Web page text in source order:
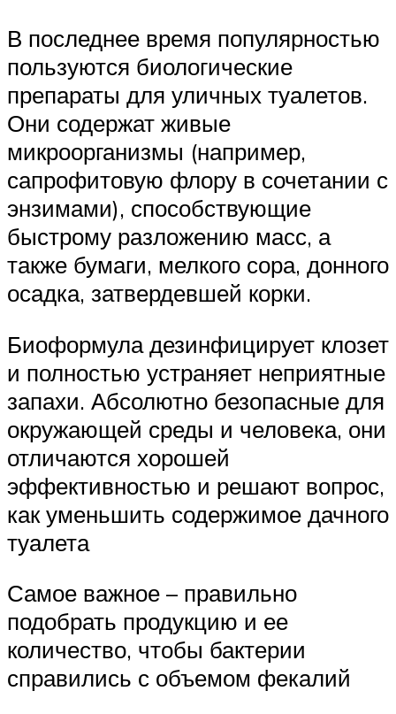
В последнее время популярностью
пользуются биологические
препараты для уличных туалетов.
Они содержат живые
микроорганизмы (например,
сапрофитовую флору в сочетании с
энзимами), способствующие
быстрому разложению масс, а
также бумаги, мелкого сора, донного
осадка, затвердевшей корки.
Биоформула дезинфицирует клозет
и полностью устраняет неприятные
запахи. Абсолютно безопасные для
окружающей среды и человека, они
отличаются хорошей
эффективностью и решают вопрос,
как уменьшить содержимое дачного
туалета
Самое важное – правильно
подобрать продукцию и ее
количество, чтобы бактерии
справились с объемом фекалий